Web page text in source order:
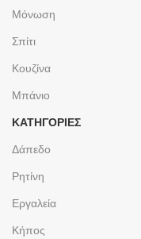
Μόνωση
Σπίτι
Κουζίνα
Μπάνιο
ΚΑΤΗΓΟΡΙΕΣ
Δάπεδο
Ρητίνη
Εργαλεία
Κήπος